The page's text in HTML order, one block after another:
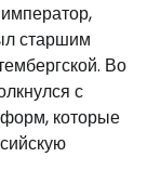
старшим
Во
с
которые